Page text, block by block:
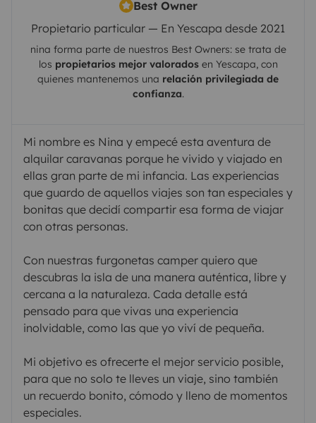
Best Owner
Propietario particular — En Yescapa desde 2021
nina forma parte de nuestros Best Owners: se trata de
los propietarios mejor valoradosen Yescapa , con
quienes mantenemos una relación privilegiada de
confianza.
Mi nombre es Nina y empecé esta aventura de
alquilar caravanas porque he vivido y viajado en
ellas gran parte de mi infancia. Las experiencias
que guardo de aquellos viajes son tan especiales y
bonitas que decidí compartir esa forma de viajar
con otras personas.
Con nuestras furgonetas camper quiero que
descubras la isla de una manera auténtica, libre y
cercana a la naturaleza. Cada detalle está
pensado para que vivas una experiencia
inolvidable, como las que yo viví de pequeña.
Mi objetivo es ofrecerte el mejor servicio posible,
para que no solo te lleves un viaje, sino también
un recuerdo bonito, cómodo y lleno de momentos
especiales.